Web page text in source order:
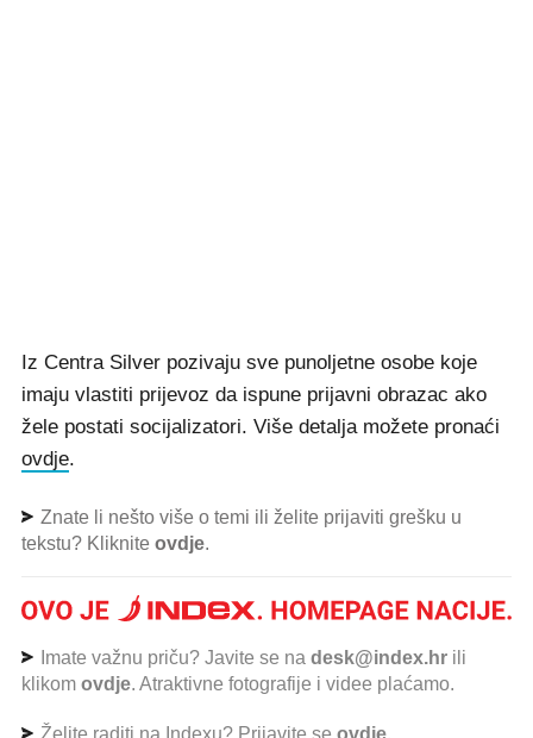
Iz Centra Silver pozivaju sve punoljetne osobe koje
imaju vlastiti prijevoz da ispune prijavni obrazac ako
žele postati socijalizatori. Više detalja možete pronaći
ovdje.
Znate li nešto više o temi ili želite prijaviti grešku u
tekstu? Kliknite ovdje.
Imate važnu priču? Javite se na desk@index.hr ili
klikom ovdje. Atraktivne fotografije i videe plaćamo.
Želite raditi na Indexu? Prijavite se ovdje.